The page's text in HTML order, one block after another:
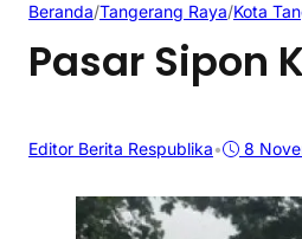
Beranda/Tangerang Raya/Kota
Pasar Sipon
Editor Berita Respublika• 8